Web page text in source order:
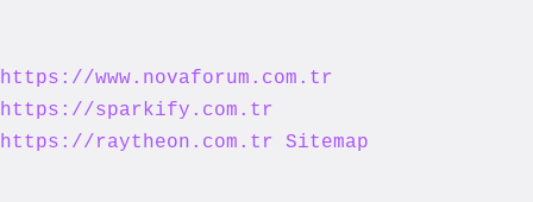
https://www.novaforum.com.tr
https://sparkify.com.tr
https://raytheon.com.tr
Sitemap